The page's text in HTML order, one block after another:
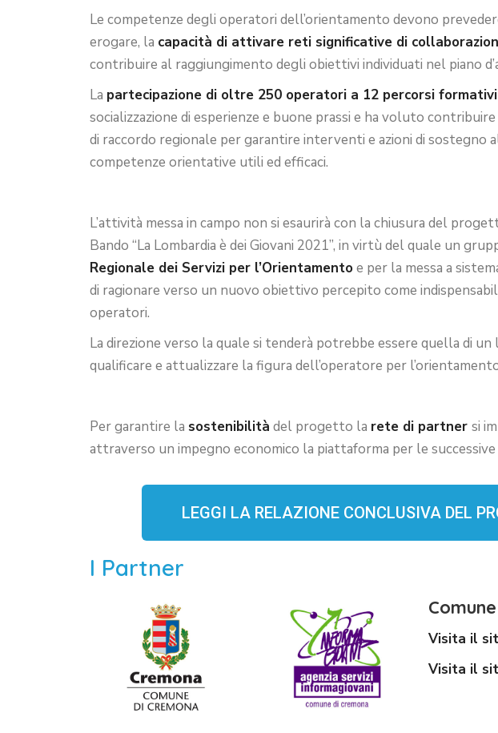
Le competenze degli operatori dell’orientamento devono
erogare, la capacità di attivare reti significative di
contribuire al raggiungimento degli obiettivi individuati nel piano
La partecipazione di oltre 250 operatori a 12 percorsi formativi
socializzazione di esperienze e buone prassi e ha voluto
di raccordo regionale per garantire interventi e azioni di sostegno
competenze orientative utili ed efficaci.
L’attività messa in campo non si esaurirà con la chiusura del
Bando “La Lombardia è dei Giovani 2021”, in virtù del quale un
Regionale dei Servizi per l’Orientamentoe per la messa a
di ragionare verso un nuovo obiettivo percepito come
operatori.
La direzione verso la quale si tenderà potrebbe essere quella di
qualificare e attualizzare la figura dell’operatore per
Per garantire la sostenibilità del progetto la rete di partner si
attraverso un impegno economico la piattaforma per le
LEGGI LA RELAZIONE CONCLUSIVA DEL
I Partner
Visita il
Visita il